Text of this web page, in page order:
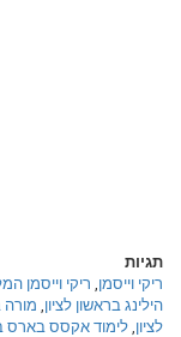
תגיות
ריקי וייסמן, ריקי וייסמן
הילינג בראשון לציון, מורה
לציון,לימוד אקסס בארס